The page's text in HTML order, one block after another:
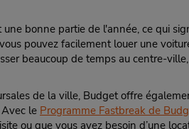
Faire une réservation
bonne partie de l'année, ce qui
pouvez facilement louer une
beaucoup de temps au centre-
de la ville, Budget offre
le Programme Fastbreak de
ou que vous ayez besoin d’une